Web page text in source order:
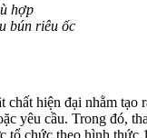
hợp
bún riêu ốc
hiện đại nhằm
yêu cầu. Trong đó,